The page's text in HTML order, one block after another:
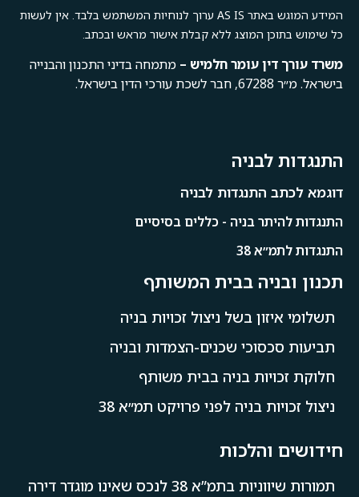
המידע המוגש באתר AS IS ערוך לנוחיות המשתמש בלבד. אין לעשות
כל שימוש בתוכן המוצג ללא קבלת אישור מראש ובכתב.
משרד עורךדיןעומרחלמיש – מתמחה בדיני התכנון והבנייה
בישראל. מ״ר 67288, חבר לשכת עורכי הדין בישראל.
התנגדות לבניה
דוגמא לכתב התנגדות לבניה
התנגדות להיתר בניה - כללים בסיסיים
התנגדות לתמ״א 38
תכנון ובניה בבית המשותף
תשלומי איזון בשל ניצול זכויות בניה
תביעות סכסוכי שכנים-הצמדות ובניה
חלוקת זכויות בניה בבית משותף
ניצול זכויות בניה לפני פרויקט תמ״א 38
חידושים והלכות
תמורות שיווניות בתמ”א 38 לנכס שאינו מוגדר דירה